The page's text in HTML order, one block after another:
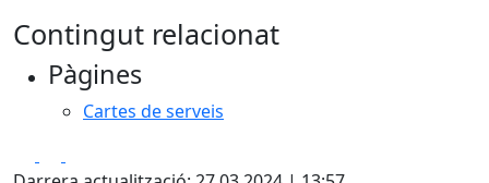
Contingut relacionat
Pàgines
Cartes de serveis